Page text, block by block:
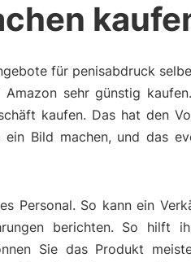
für penisabdruck
sehr günstig
kaufen. Das hat den
Bild machen, und das
Personal. So kann ein
berichten. So hilft
Sie das Produkt